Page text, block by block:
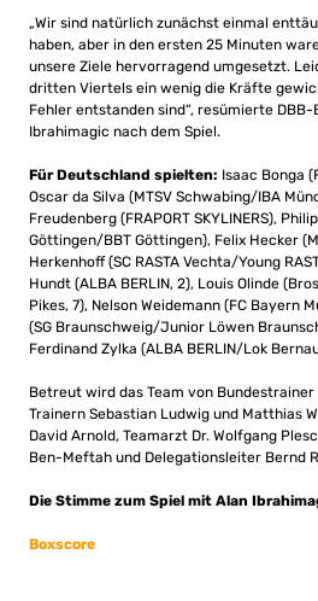
„Wir sind natürlich zunächst einmal
haben, aber in den ersten 25 Minuten
unsere Ziele hervorragend umgesetzt.
dritten Viertels ein wenig die Kräfte
Fehler entstanden sind“, resümierte
Ibrahimagic nach dem Spiel.
Für Deutschland spielten: Isaac Bonga
Oscar da Silva (MTSV Schwabing/IBA
Freudenberg (FRAPORT SKYLINERS),
Göttingen/BBT Göttingen), Felix Hecker
Herkenhoff (SC RASTA Vechta/Young
Hundt (ALBA BERLIN, 2), Louis Olinde
Pikes, 7), Nelson Weidemann (FC Bayern
(SG Braunschweig/Junior Löwen
Ferdinand Zylka (ALBA BERLIN/Lok
Betreut wird das Team von
Trainern Sebastian Ludwig und Matthias
David Arnold, Teamarzt Dr. Wolfgang
Ben-Meftah und Delegationsleiter Bernd
Die Stimme zum Spiel mit Alan
Boxscore